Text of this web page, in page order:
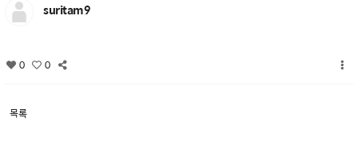
suritam9
0 0
목록